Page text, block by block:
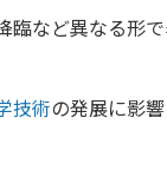
臨など異なる形で
技術の発展に影